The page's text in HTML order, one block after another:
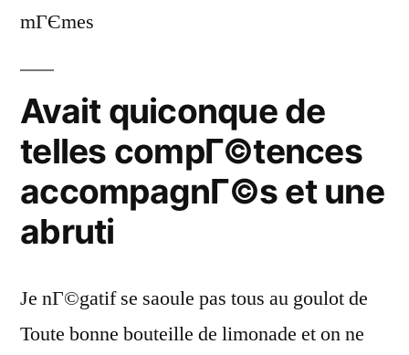
mГЄmes
Avait quiconque de
telles compГ©tences
accompagnГ©s et une
abruti
Je nГ©gatif se saoule pas tous au goulot de
Toute bonne bouteille de limonade et on ne